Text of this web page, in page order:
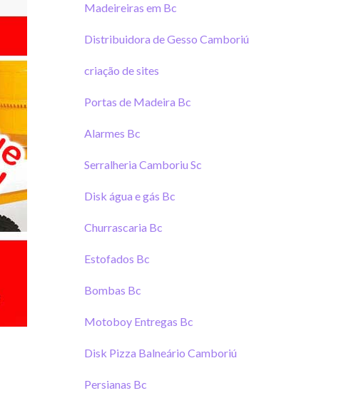
Madeireiras em Bc
Distribuidora de Gesso Camboriú
criação de sites
Portas de Madeira Bc
Alarmes Bc
Serralheria Camboriu Sc
Disk água e gás Bc
Churrascaria Bc
Estofados Bc
Bombas Bc
Motoboy Entregas Bc
Disk Pizza Balneário Camboriú
Persianas Bc